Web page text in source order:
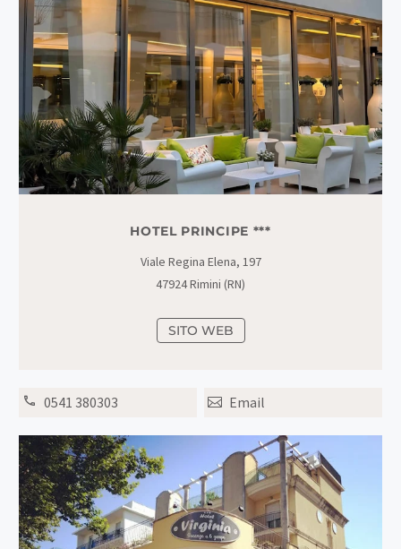
HOTEL PRINCIPE ***
Viale Regina Elena, 197
47924 Rimini (RN)
SITO WEB
0541 380303 Email